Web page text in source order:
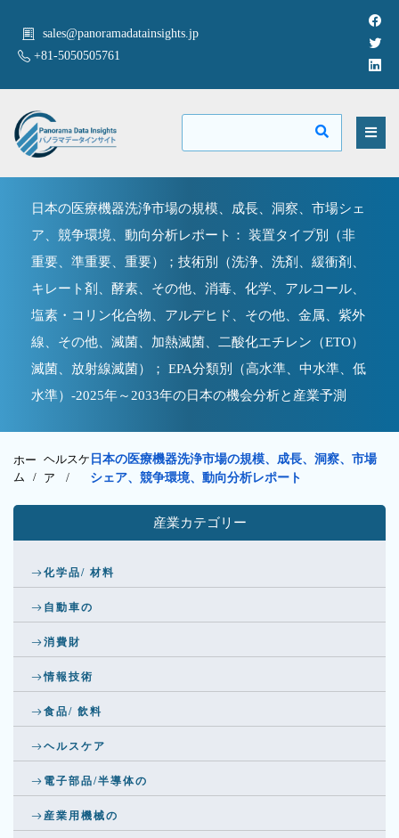
sales@panoramadatainsights.jp
+81-5050505761
日本の医療機器洗浄市場の規模、成長、洞察、市場シェ
ア、競争環境、動向分析レポート： 装置タイプ別（非
重要、準重要、重要）；技術別（洗浄、洗剤、緩衝剤、
キレート剤、酵素、その他、消毒、化学、アルコール、
塩素・コリン化合物、アルデヒド、その他、金属、紫外
線、その他、滅菌、加熱滅菌、二酸化エチレン（ETO）
滅菌、放射線滅菌）； EPA分類別（高水準、中水準、低
水準）-2025年～2033年の日本の機会分析と産業予測
ホー
ム /
ヘルスケ
ア /
日本の医療機器洗浄市場の規模、成長、洞察、市場
シェア、競争環境、動向分析レポート
産業カテゴリー
化学品/ 材料
自動車の
消費財
情報技術
食品/ 飲料
ヘルスケア
電子部品/半導体の
産業用機械の